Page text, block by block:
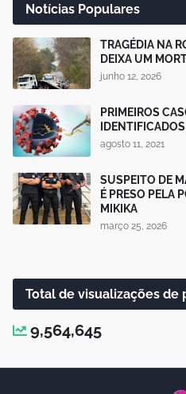
Notícias Populares
TRAGÉDIA NA
DEIXA UM
junho 12, 2026
PRIMEIROS
agosto 11, 2021
SUSPEITO DE
É PRESO PELA
MIKIKA
março 25, 2026
Total de visualizações de
9,564,645